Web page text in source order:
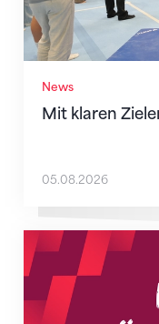
News
Mit klaren
05.08.2026
Neue